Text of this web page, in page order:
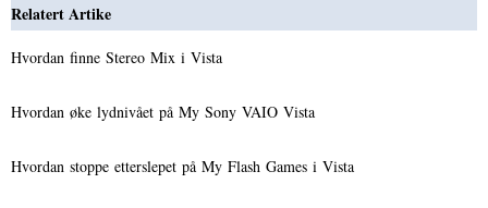
Relatert Artike
Hvordan finne Stereo Mix i Vista
Hvordan øke lydnivået på My Sony VAIO Vista
Hvordan stoppe etterslepet på My Flash Games i Vista